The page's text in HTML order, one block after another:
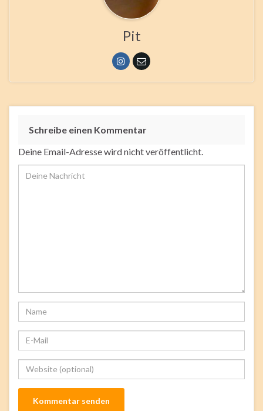
Pit
Schreibe einen Kommentar
Deine Email-Adresse wird nicht veröffentlicht.